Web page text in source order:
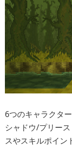
6つのキャラクタ
シャドウ/プリー
スやスキルポイン